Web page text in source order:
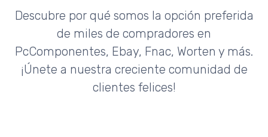
Descubre por qué somos la opción preferida
de miles de compradores en
PcComponentes, Ebay, Fnac, Worten y más.
¡Únete a nuestra creciente comunidad de
clientes felices!